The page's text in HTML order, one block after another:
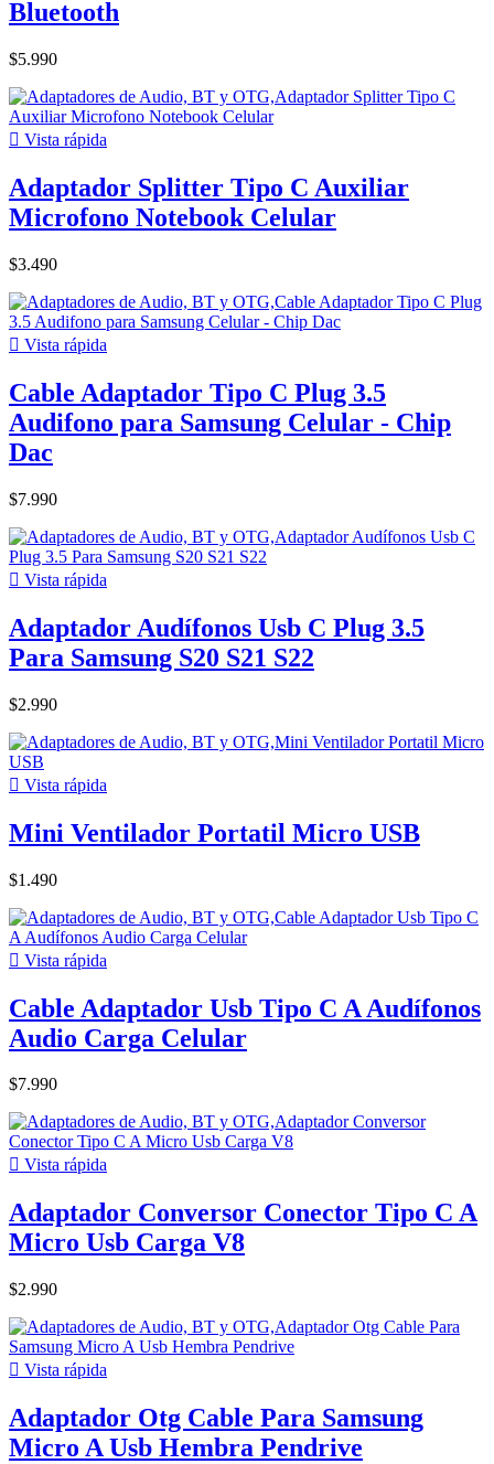
Bluetooth
$5.990
 Vista rápida
Adaptador Splitter Tipo C Auxiliar
Microfono Notebook Celular
$3.490
 Vista rápida
Cable Adaptador Tipo C Plug 3.5
Audifono para Samsung Celular - Chip
Dac
$7.990
 Vista rápida
Adaptador Audífonos Usb C Plug 3.5
Para Samsung S20 S21 S22
$2.990
 Vista rápida
Mini Ventilador Portatil Micro USB
$1.490
 Vista rápida
Cable Adaptador Usb Tipo C A Audífonos
Audio Carga Celular
$7.990
 Vista rápida
Adaptador Conversor Conector Tipo C A
Micro Usb Carga V8
$2.990
 Vista rápida
Adaptador Otg Cable Para Samsung
Micro A Usb Hembra Pendrive